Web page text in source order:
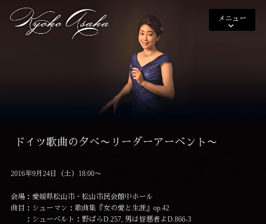
メニュー
ドイツ歌曲の夕べ〜リーダーアーベント〜
2016年9月24日（土）18:00〜
会場：愛媛県松山市・松山市民会館中ホール
曲目：シューマン：歌曲集『女の愛と生涯』op.42
：シューベルト：野ばらD.257, 男は皆悪者よD.866-3